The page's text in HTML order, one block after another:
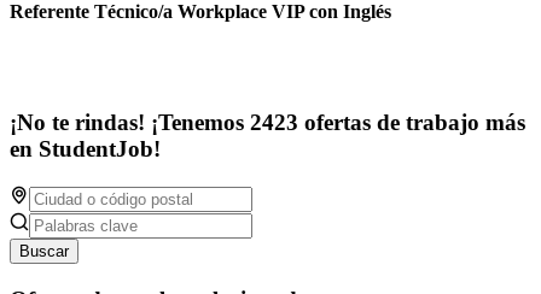
Referente Técnico/a Workplace VIP con Inglés
¡No te rindas! ¡Tenemos 2423 ofertas de trabajo más
en StudentJob!
Buscar